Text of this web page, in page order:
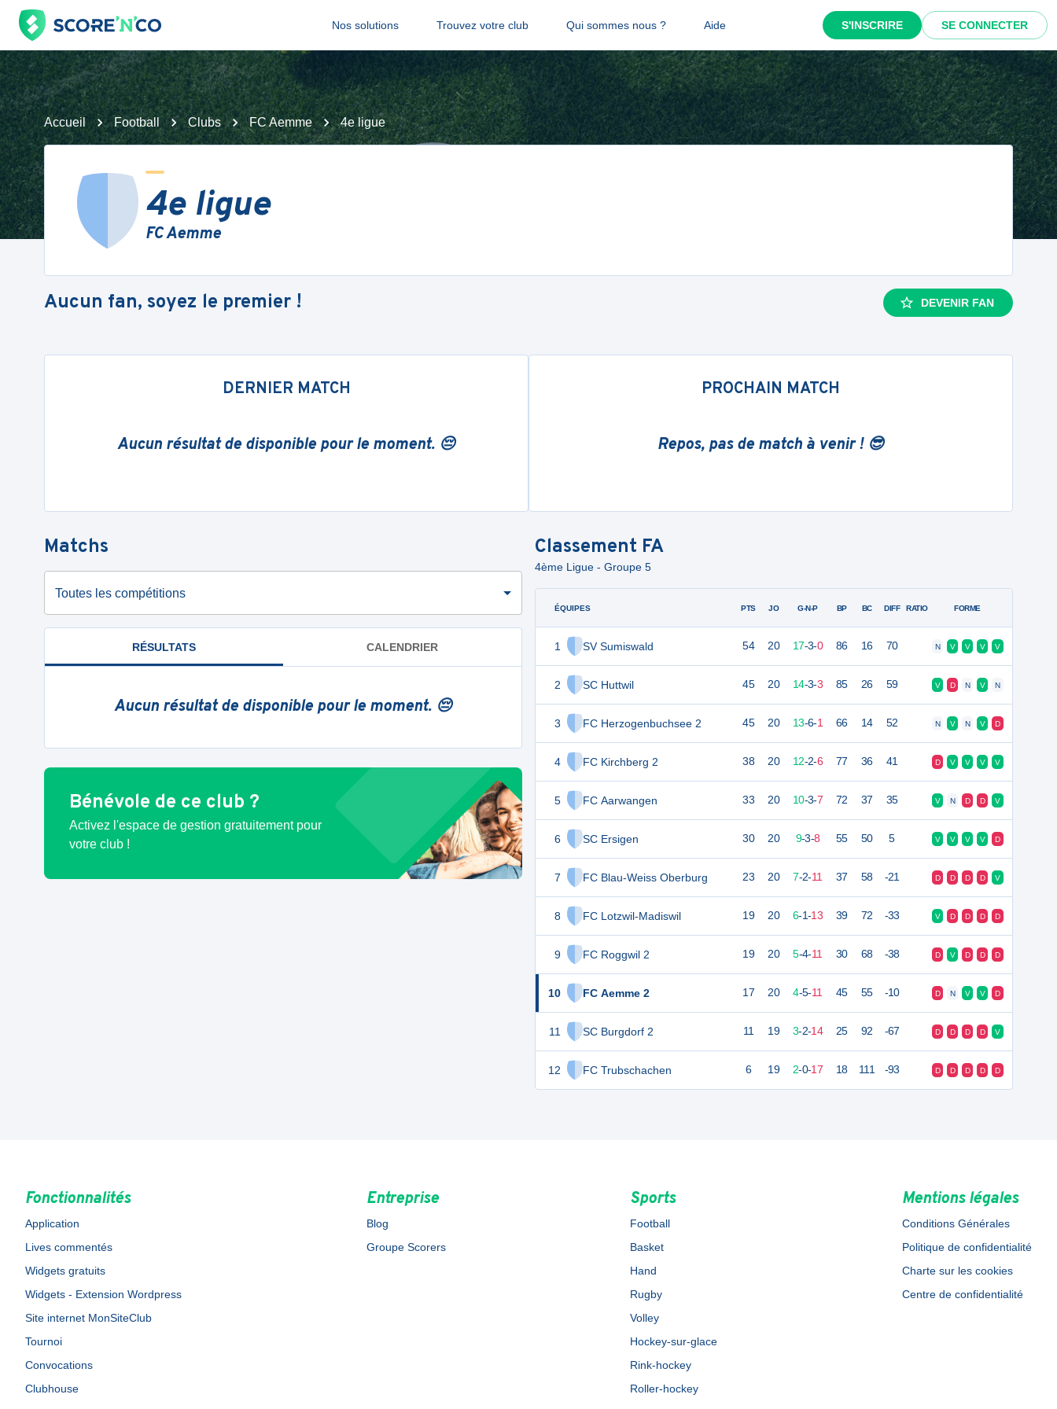
Nos solutions Trouvez votre club Qui sommes nous ? Aide S'INSCRIRE SE CONNECTER
Accueil Football Clubs FC Aemme 4e ligue
4e ligue
FC Aemme
Aucun fan, soyez le premier ! DEVENIR FAN
DERNIER MATCH
Aucun résultat de disponible pour le moment. 😔
PROCHAIN MATCH
Repos, pas de match à venir ! 😎
Matchs
Toutes les compétitions
RÉSULTATS CALENDRIER
Aucun résultat de disponible pour le moment. 😔
Bénévole de ce club ?
Activez l'espace de gestion gratuitement pour
votre club !
Classement FA
4ème Ligue - Groupe 5
ÉQUIPES
1 SV Sumiswald
2 SC Huttwil
3 FC Herzogenbuchsee 2
4 FC Kirchberg 2
5 FC Aarwangen
6 SC Ersigen
7 FC Blau-Weiss Oberburg
8 FC Lotzwil-Madiswil
9 FC Roggwil 2
10 FC Aemme 2
11 SC Burgdorf 2
12 FC Trubschachen
PTS JO G-N-P BP BC DIFF RATIO FORME
54 20 17-3-0 86 16 70 N V V V V
45 20 14-3-3 85 26 59 V D N V N
45 20 13-6-1 66 14 52 N V N V D
38 20 12-2-6 77 36 41 D V V V V
33 20 10-3-7 72 37 35 V N D D V
30 20 9-3-8 55 50 5 V V V V D
23 20 7-2-11 37 58 -21 D D D D V
19 20 6-1-13 39 72 -33 V D D D D
19 20 5-4-11 30 68 -38 D V D D D
17 20 4-5-11 45 55 -10 D N V V D
11 19 3-2-14 25 92 -67 D D D D V
6 19 2-0-17 18 111 -93 D D D D D
Fonctionnalités
Application
Lives commentés
Widgets gratuits
Widgets - Extension Wordpress
Site internet MonSiteClub
Tournoi
Convocations
Clubhouse
Entreprise
Blog
Groupe Scorers
Sports
Football
Basket
Hand
Rugby
Volley
Hockey-sur-glace
Rink-hockey
Roller-hockey
Mentions légales
Conditions Générales
Politique de confidentialité
Charte sur les cookies
Centre de confidentialité